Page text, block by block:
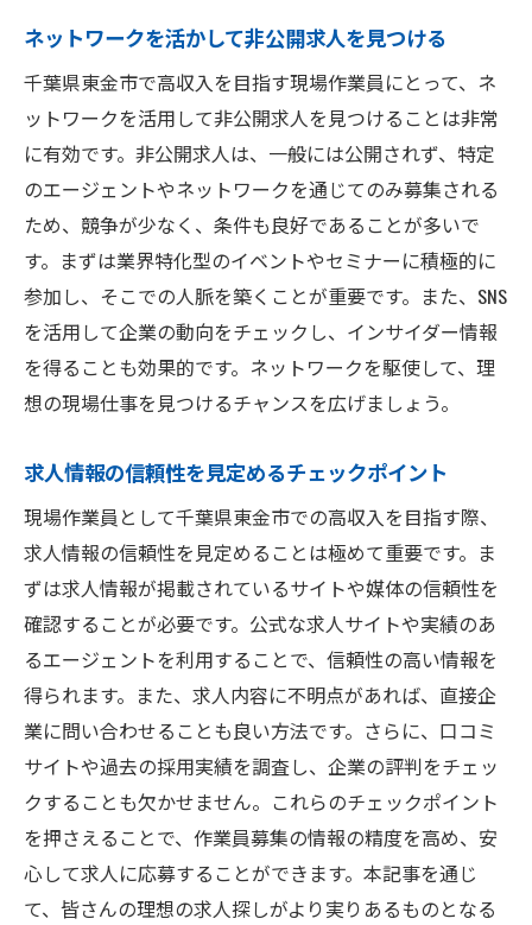
ネットワークを活かして非公開求人を見つける
千葉県東金市で高収入を目指す現場作業員にとって、ネ
ットワークを活用して非公開求人を見つけることは非常
に有効です。非公開求人は、一般には公開されず、特定
のエージェントやネットワークを通じてのみ募集される
ため、競争が少なく、条件も良好であることが多いで
す。まずは業界特化型のイベントやセミナーに積極的に
参加し、そこでの人脈を築くことが重要です。また、SNS
を活用して企業の動向をチェックし、インサイダー情報
を得ることも効果的です。ネットワークを駆使して、理
想の現場仕事を見つけるチャンスを広げましょう。
求人情報の信頼性を見定めるチェックポイント
現場作業員として千葉県東金市での高収入を目指す際、
求人情報の信頼性を見定めることは極めて重要です。ま
ずは求人情報が掲載されているサイトや媒体の信頼性を
確認することが必要です。公式な求人サイトや実績のあ
るエージェントを利用することで、信頼性の高い情報を
得られます。また、求人内容に不明点があれば、直接企
業に問い合わせることも良い方法です。さらに、口コミ
サイトや過去の採用実績を調査し、企業の評判をチェッ
クすることも欠かせません。これらのチェックポイント
を押さえることで、作業員募集の情報の精度を高め、安
心して求人に応募することができます。本記事を通じ
て、皆さんの理想の求人探しがより実りあるものとなる